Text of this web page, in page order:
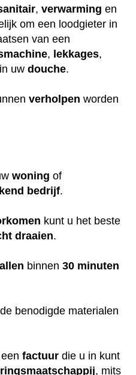
, verwarming en
om een loodgieter in
van een
, lekkages,
in uw douche.
verholpen worden
woning of
bedrijf.
kunt u het beste
draaien.
binnen 30 minuten
benodigde materialen
een factuur die u in kunt
, mits